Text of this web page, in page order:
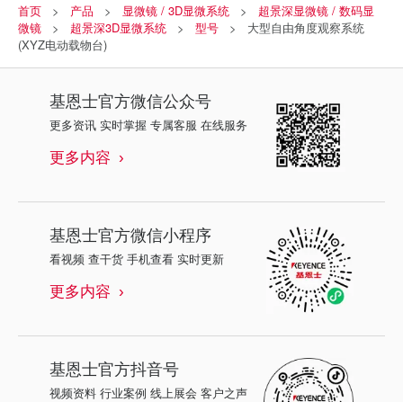
首页 产品 显微镜 / 3D显微系统
超景深显微镜 / 数码显
微镜
超景深3D显微系统 型号
大型自由角度观察系统
(XYZ电动载物台)
基恩士官方微信公众号
更多资讯 实时掌握 专属客服 在线服务
更多内容
基恩士官方微信小程序
看视频 查干货 手机查看 实时更新
更多内容
基恩士官方抖音号
视频资料 行业案例 线上展会 客户之声